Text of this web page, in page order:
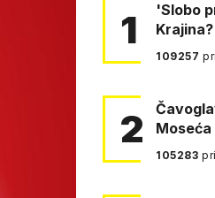
1
'Slobo
109257
2
Moseća
obitelj
105283